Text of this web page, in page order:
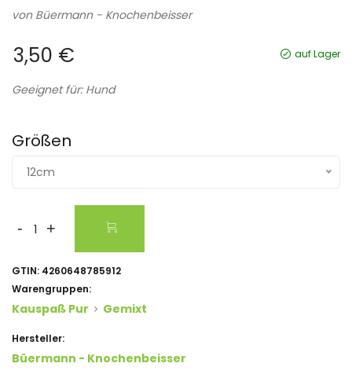
von Büermann - Knochenbeisser
3,50 € auf Lager
Geeignet für: Hund
Größen
12cm
- +
GTIN: 4260648785912
Warengruppen:
Kauspaß Pur Gemixt
Hersteller:
Büermann - Knochenbeisser